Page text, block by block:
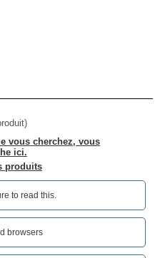
vous cherchez, vous
ici.
produits
to read this.‎
browsers